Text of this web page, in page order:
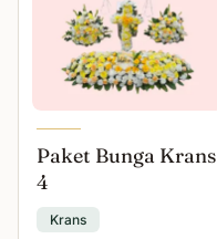
Paket Bunga Krans
4
Krans